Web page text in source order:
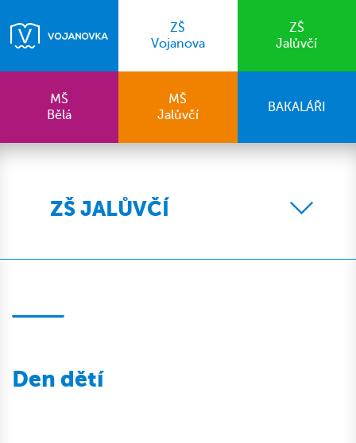
ZŠ
Vojanova
ZŠ
Jalůvčí
MŠ
Bělá
MŠ
Jalůvčí
BAKALÁŘI
ZŠ JALŮVČÍ
Den dětí